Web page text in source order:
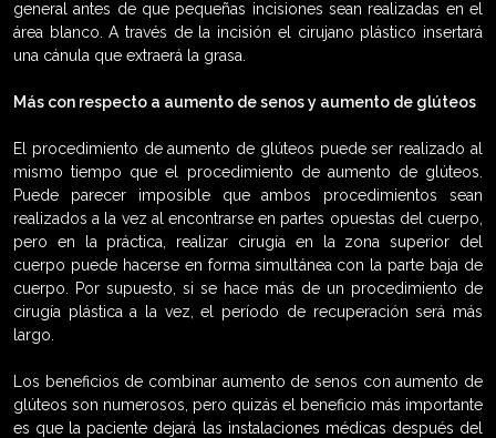
general antes de que pequeñas incisiones sean realizadas en el
área blanco. A través de la incisión el cirujano plástico insertará
una cánula que extraerá la grasa.
Más con respecto a aumento de senos y aumento de glúteos
El procedimiento de aumento de glúteos puede ser realizado al
mismo tiempo que el procedimiento de aumento de glúteos.
Puede parecer imposible que ambos procedimientos sean
realizados a la vez al encontrarse en partes opuestas del cuerpo,
pero en la práctica, realizar cirugía en la zona superior del
cuerpo puede hacerse en forma simultánea con la parte baja de
cuerpo. Por supuesto, si se hace más de un procedimiento de
cirugía plástica a la vez, el período de recuperación será más
largo.
Los beneficios de combinar aumento de senos con aumento de
glúteos son numerosos, pero quizás el beneficio más importante
es que la paciente dejará las instalaciones médicas después del